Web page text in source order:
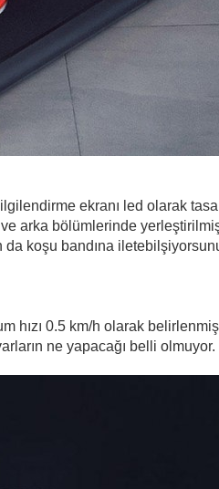
ekranı led olarak
arka bölümlerinde
koşu bandına
hızı 0.5 km/h olarak
ne yapacağı belli